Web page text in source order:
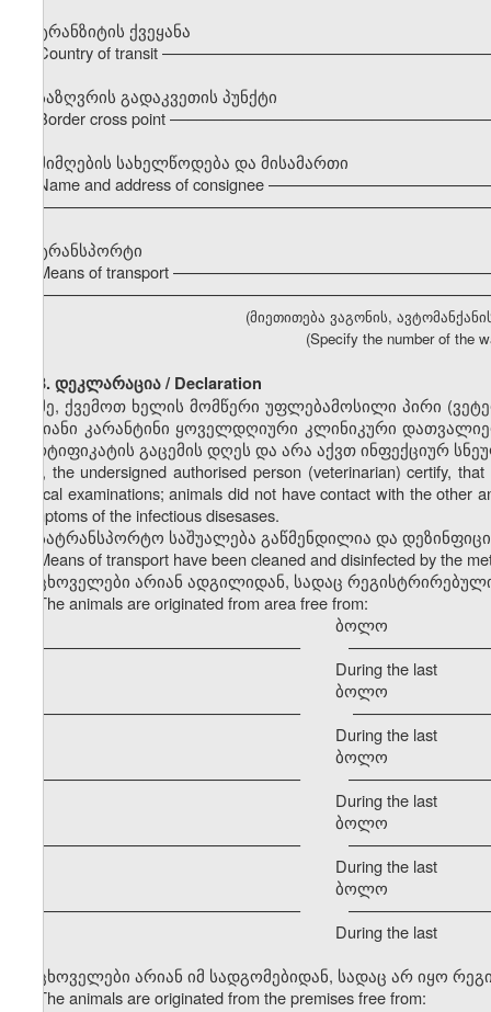
ტრანზიტის ქვეყანა
Country of transit
საზღვრის გადაკვეთის პუნქტი
Border cross point
მიმღების სახელწოდება და მისამართი
Name and address of consignee
ტრანსპორტი
Means of transport
(მიეთითება ვაგონის,
(Specify the number of the
3. დეკლარაცია / Declaration
მე, ქვემოთ ხელის მომწერი უფლებამოსილი პირი
დღიანი კარანტინი ყოველდღიური კლინიკური
სერტიფიკატის გაცემის დღეს და არა აქვთ ინფექციურ
I, the undersigned authorised person (veterinarian) certify,
clinical examinations; animals did not have contact with the
symptoms of the infectious disesases.
სატრანსპორტო საშუალება გაწმენდილია და
Means of transport have been cleaned and disinfected by the
ცხოველები არიან ადგილიდან, სადაც
The animals are originated from area free from:
ბოლო
––––––––––––––––––––––––––––––
During the last
ბოლო
––––––––––––––––––––––––––––––
During the last
ბოლო
––––––––––––––––––––––––––––––
During the last
ბოლო
––––––––––––––––––––––––––––––
During the last
ბოლო
––––––––––––––––––––––––––––––
During the last
ცხოველები არიან იმ სადგომებიდან, სადაც არ იყო
The animals are originated from the premises free from: